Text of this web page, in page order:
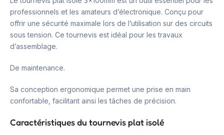
professionnels et les amateurs d’électronique. Conçu pour
offrir une sécurité maximale lors de l’utilisation sur des circuits
sous tension. Ce tournevis est idéal pour les travaux
d’assemblage.
De maintenance.
Sa conception ergonomique permet une prise en main
confortable, facilitant ainsi les tâches de précision.
Caractéristiques du tournevis plat isolé